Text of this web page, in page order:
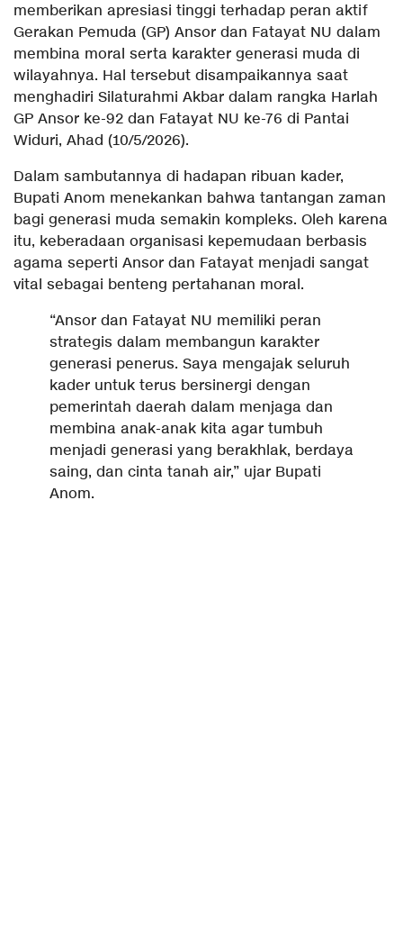
memberikan apresiasi tinggi terhadap peran aktif
Gerakan Pemuda (GP) Ansor dan Fatayat NU dalam
membina moral serta karakter generasi muda di
wilayahnya. Hal tersebut disampaikannya saat
menghadiri Silaturahmi Akbar dalam rangka Harlah
GP Ansor ke-92 dan Fatayat NU ke-76 di Pantai
Widuri, Ahad (10/5/2026).
Dalam sambutannya di hadapan ribuan kader,
Bupati Anom menekankan bahwa tantangan zaman
bagi generasi muda semakin kompleks. Oleh karena
itu, keberadaan organisasi kepemudaan berbasis
agama seperti Ansor dan Fatayat menjadi sangat
vital sebagai benteng pertahanan moral.
“Ansor dan Fatayat NU memiliki peran
strategis dalam membangun karakter
generasi penerus. Saya mengajak seluruh
kader untuk terus bersinergi dengan
pemerintah daerah dalam menjaga dan
membina anak-anak kita agar tumbuh
menjadi generasi yang berakhlak, berdaya
saing, dan cinta tanah air,” ujar Bupati
Anom.